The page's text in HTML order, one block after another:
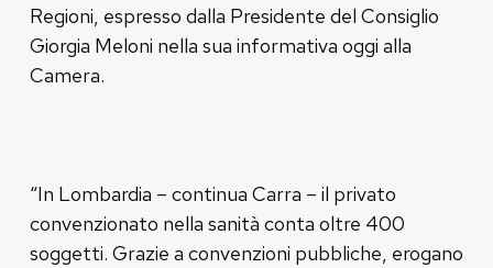
Regioni, espresso dalla Presidente del Consiglio
Giorgia Meloni nella sua informativa oggi alla
Camera.
“In Lombardia – continua Carra – il privato
convenzionato nella sanità conta oltre 400
soggetti. Grazie a convenzioni pubbliche, erogano